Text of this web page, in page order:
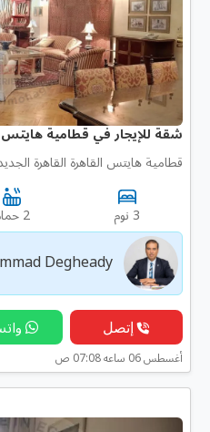
شقة للإيجار في قطامية هايتس
قطامية هايتس القاهرة القاهرة
3 نوم 2 حمام
Degheady
إتصل
أغسطس 06 ساعه 07:08 ص